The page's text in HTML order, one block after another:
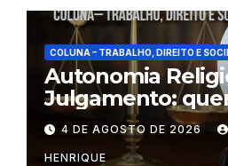
COLUNA – TRABALHO, DIREITO E
Autonomia
Julgamento:
regras dentro
4 DE AGOSTO DE 2026
HENRIQUE